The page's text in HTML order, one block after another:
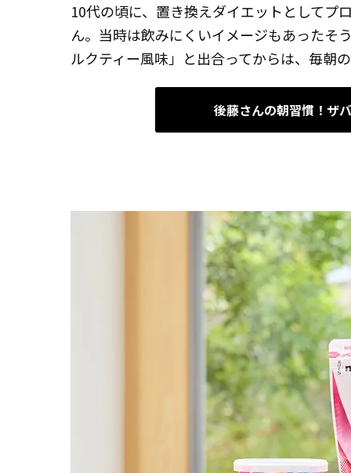
10代の頃に、置き換えダイエットとしてプ
ん。当時は飲みにくいイメージもあったそ
ルクティー風味」と出合ってからは、毎朝
後藤さんの朝習慣！ザ